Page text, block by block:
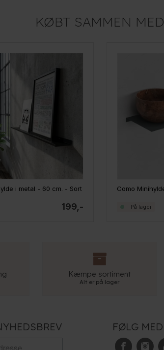
KØBT SAMMEN MED
i metal - 60 cm. - Sort
199,- På lager
Kæmpe sortiment
Alt er på lager
FØLG MED